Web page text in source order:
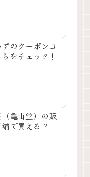
のクーポンコ
をチェック！
亀山堂）の販
で買える？